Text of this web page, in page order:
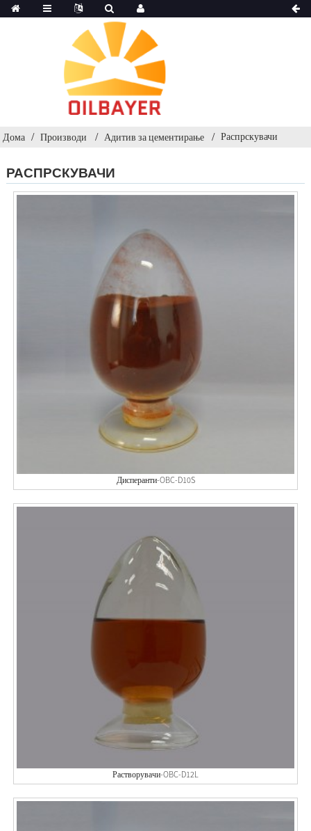
Дома Производи Адитив за цементирање Распрскувачи
РАСПРСКУВАЧИ
Дисперанти-OBC-D10S
Растворувачи-OBC-D12L